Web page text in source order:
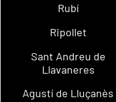
Rubí
Ripollet
Sant Andreu de
Llavaneres
Agustí de Lluçanès